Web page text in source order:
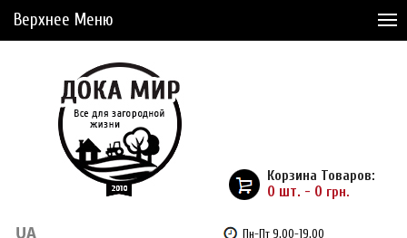
Верхнее Меню
Доставка и Оплата
Рассрочка
Доставка из Америки
Сравнение товаров (0)
Пн-Пт 9.00-19.00
Корзина Товаров:
0 шт. - 0 грн.